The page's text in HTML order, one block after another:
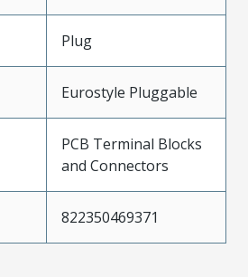
Plug
Eurostyle Pluggable
PCB Terminal Blocks
and Connectors
822350469371